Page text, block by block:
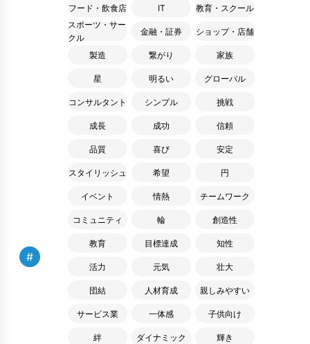
#
フード・飲食店 IT
教育・スクール
スポーツ・サー
クル
金融・証券 ショップ・店舗
製造 繋がり 家族
星 明るい グローバル
コンサルタント シンプル 挑戦
成長 成功 信頼
品質 喜び 安定
スタイリッシュ 希望 円
イベント 情熱 チームワーク
コミュニティ 輪 創造性
教育 目標達成 知性
活力 元気 壮大
団結 人材育成 親しみやすい
サービス業 一体感 子供向け
絆 ダイナミック 輝き